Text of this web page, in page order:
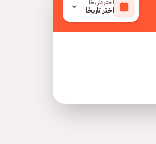
اختر تاريخًا
اختر تاريخًا